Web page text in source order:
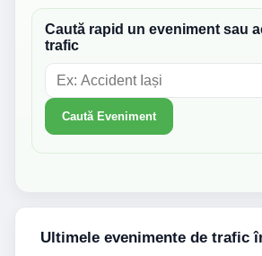
Caută rapid un eveniment sau
trafic
Caută Eveniment
Ultimele evenimente de trafic